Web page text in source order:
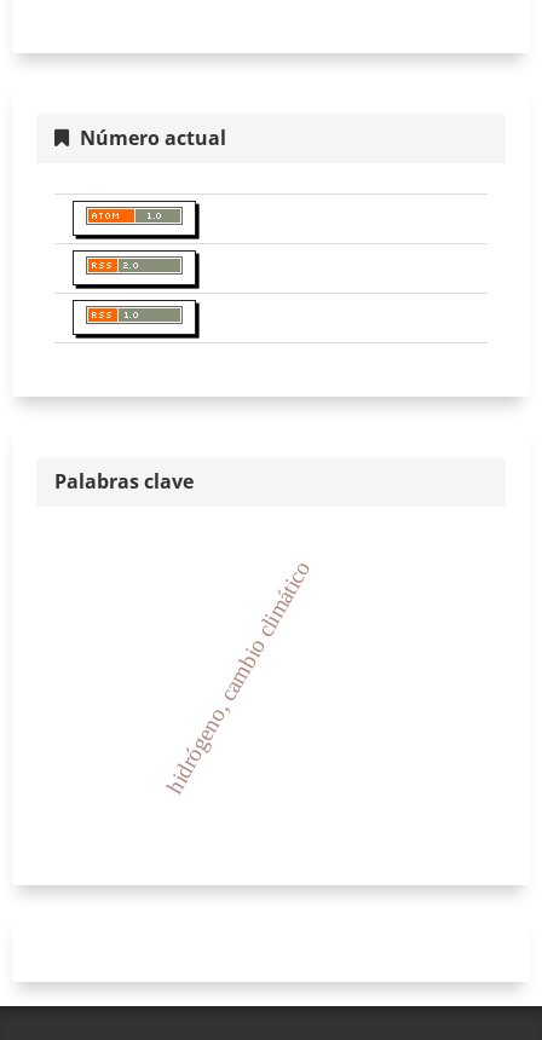
Número actual
Palabras clave
hidrógeno, cambio climático